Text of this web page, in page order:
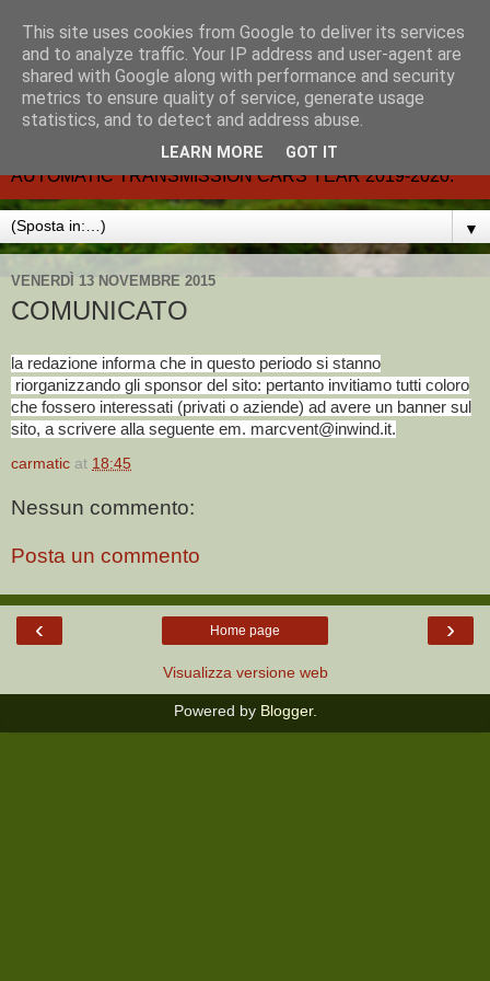
CARMATIC-®-All about
automatic cars.
Dal 2002- email.-marcvent@inwind.it.- NEW BOOK-
AUTOMATIC TRANSMISSION CARS YEAR 2019-2020.
▼
VENERDÌ 13 NOVEMBRE 2015
COMUNICATO
la redazione informa che in questo periodo si stanno
riorganizzando gli sponsor del sito: pertanto invitiamo tutti coloro
che fossero interessati (privati o aziende) ad avere un banner sul
sito, a scrivere alla seguente em. marcvent@inwind.it.
carmatic at 18:45
Nessun commento:
Posta un commento
‹ ›
Home page
Visualizza versione web
Powered by Blogger.
This site uses cookies from Google to deliver its services
and to analyze traffic. Your IP address and user-agent are
shared with Google along with performance and security
metrics to ensure quality of service, generate usage
statistics, and to detect and address abuse.
LEARN MORE GOT IT